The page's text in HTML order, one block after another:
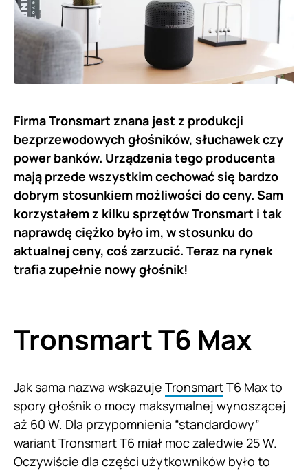
Firma Tronsmart znana jest z produkcji
bezprzewodowych głośników, słuchawek czy
power banków. Urządzenia tego producenta
mają przede wszystkim cechować się bardzo
dobrym stosunkiem możliwości do ceny. Sam
korzystałem z kilku sprzętów Tronsmart i tak
naprawdę ciężko było im, w stosunku do
aktualnej ceny, coś zarzucić. Teraz na rynek
trafia zupełnie nowy głośnik!
Tronsmart T6 Max
Jak sama nazwa wskazuje TronsmartT6 Max to
spory głośnik o mocy maksymalnej wynoszącej
aż 60 W. Dla przypomnienia “standardowy”
wariant Tronsmart T6 miał moc zaledwie 25 W.
Oczywiście dla części użytkowników było to